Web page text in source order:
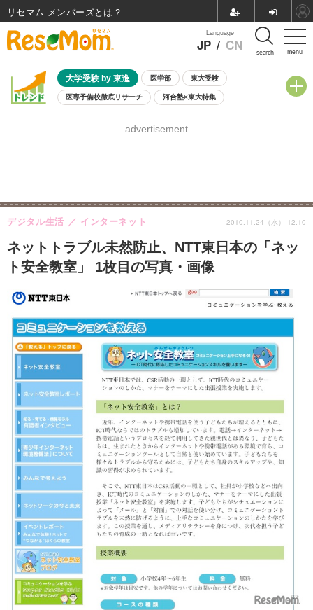
menu
Language
JP / CN search
大学受験 by 東進 医学部 東大受験
医専予備校徹底リサーチ 河合塾×東大特集
8月開催学校説明会・相談会
advertisement
ネットトラブル未然防止、NTT東日本の「ネッ
ト安全教室」 1枚目の写真・画像
デジタル生活 インターネット 2010.11.24（水） 12:10
リセマム メンバーズ